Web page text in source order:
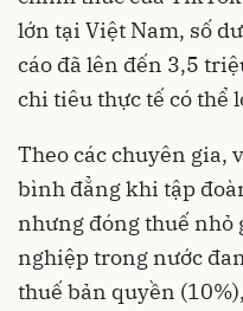
lớn tại Việt Nam, số
cáo đã lên đến 3,5
chi tiêu thực tế có thể
Theo các chuyên gia,
bình đẳng khi tập
nhưng đóng thuế
nghiệp trong nước
thuế bản quyền